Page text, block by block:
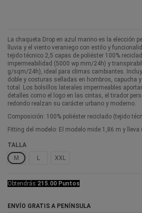
La chaqueta Drop en azul marino es la elección
lluvia y el viento veraniego con estilo y
tejido técnico 2,5 capas de poliéster 100%
impermeabilidad (5000 wp mm/24h) y
g/sqm/24h), ideal para climas cambiantes.
doble y costuras selladas en hombros, capucha
total. Los bolsillos laterales impermeables
detalles como el logo en las cintas, el tirador
redondo realzan su carácter urbano y moderno.
Composición: 100% poliéster reciclado (tejido
Fitting del modelo: El modelo mide 1,86 m y lleva
TALLA
M
L XXL
Obtendrás 215.00 Puntos
ENVÍO GRATIS A PENÍNSULA